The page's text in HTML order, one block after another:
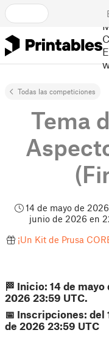
Todas las competiciones
Tema
14 de mayo de
junio de 2026 en
¡Un Kit de Prusa
🏁 Inicio: 14 de
2026 23:59 UTC.
📅 Inscripciones: del
de 2026 23:59 UTC